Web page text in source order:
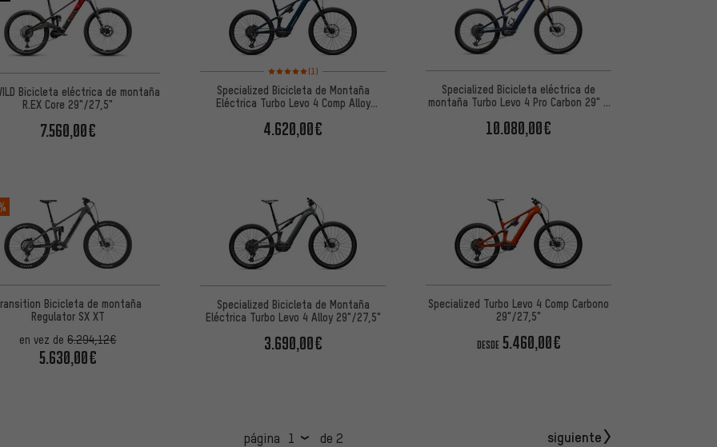
Bicicleta eléctrica de montaña
R.EX Core 29"/27,5"
7.560,00€
Valoración media: 5 de 5 basada en 1 reseñas
(1)
Specialized Bicicleta de Montaña
Eléctrica Turbo Levo 4 Comp Alloy
4.620,00€
Specialized Bicicleta eléctrica de
montaña Turbo Levo 4 Pro Carbon 29" /
10.080,00€
Bicicleta de montaña
Regulator SX XT
en vez de6.294,12€
5.630,00€
Specialized Bicicleta de Montaña
Eléctrica Turbo Levo 4 Alloy 29"/27,5"
3.690,00€
Specialized Turbo Levo 4 Comp Carbono
29"/27,5"
DESDE 5.460,00€
página de 2 siguiente